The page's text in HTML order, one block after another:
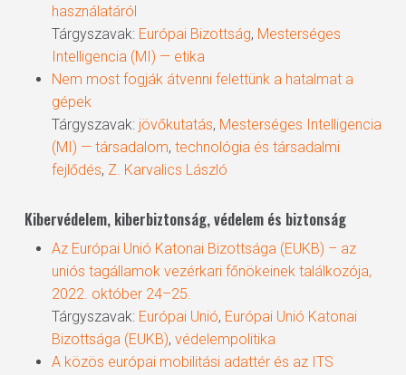
használatáról
Tárgyszavak: Európai Bizottság, Mesterséges
Intelligencia (MI) — etika
Nem most fogják átvenni felettünk a hatalmat a
gépek
Tárgyszavak: jövőkutatás, Mesterséges Intelligencia
(MI) — társadalom, technológia és társadalmi
fejlődés, Z. Karvalics László
Kibervédelem, kiberbiztonság, védelem és biztonság
Az Európai Unió Katonai Bizottsága (EUKB) – az
uniós tagállamok vezérkari főnökeinek találkozója,
2022. október 24–25.
Tárgyszavak: Európai Unió, Európai Unió Katonai
Bizottsága (EUKB), védelempolitika
A közös európai mobilitási adattér és az ITS